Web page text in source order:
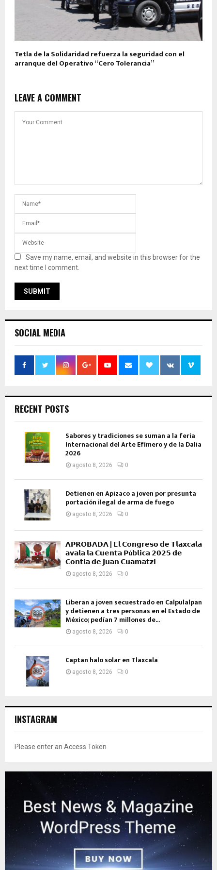
Tetla de la Solidaridad refuerza la seguridad con el
arranque del Operativo “Cero Tolerancia”
LEAVE A COMMENT
Save my name, email, and website in this browser for the
next time I comment.
SOCIAL MEDIA
RECENT POSTS
Sabores y tradiciones se suman a la feria
Internacional del Arte Efímero y de la Dalia
2026
agosto 8, 2026 0
Detienen en Apizaco a joven por presunta
portación ilegal de arma de fuego
agosto 8, 2026 0
𝗔𝗣𝗥𝗢𝗕𝗔𝗗𝗔 | 𝗘𝗹 𝗖𝗼𝗻𝗴𝗿𝗲𝘀𝗼 𝗱𝗲 𝗧𝗹𝗮𝘅𝗰𝗮𝗹𝗮
𝗮𝘃𝗮𝗹𝗮 𝗹𝗮 𝗖𝘂𝗲𝗻𝘁𝗮 𝗣ú𝗯𝗹𝗶𝗰𝗮 𝟮𝟬𝟮𝟱 𝗱𝗲
𝗖𝗼𝗻𝘁𝗹𝗮 𝗱𝗲 𝗝𝘂𝗮𝗻 𝗖𝘂𝗮𝗺𝗮𝘁𝘇𝗶
agosto 8, 2026 0
Liberan a joven secuestrado en Calpulalpan
y detienen a tres personas en el Estado de
México; pedían 7 millones de...
agosto 8, 2026 0
Captan halo solar en Tlaxcala
agosto 8, 2026 0
INSTAGRAM
Please enter an Access Token